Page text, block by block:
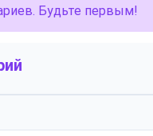
Будьте первым!